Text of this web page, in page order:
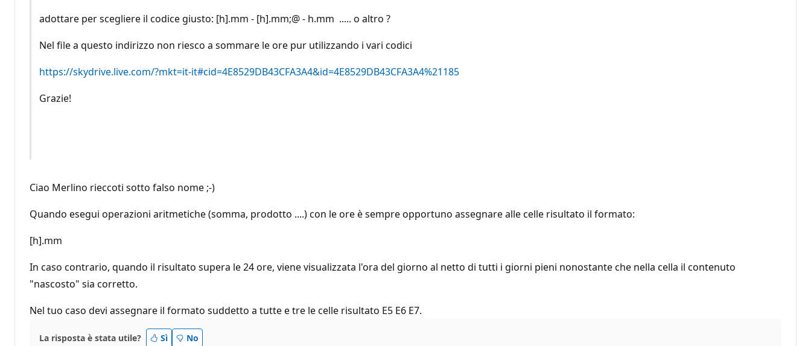
adottare per scegliere il codice giusto: [h].mm - [h].mm;@ - h.mm ..... o altro ?
Nel file a questo indirizzo non riesco a sommare le ore pur utilizzando i vari codici
https://skydrive.live.com/?mkt=it-it#cid=4E8529DB43CFA3A4&id=4E8529DB43CFA3A4%21185
Grazie!
Ciao Merlino rieccoti sotto falso nome ;-)
Quando esegui operazioni aritmetiche (somma, prodotto ....) con le ore è sempre opportuno assegnare alle celle risultato il formato:
[h].mm
In caso contrario, quando il risultato supera le 24 ore, viene visualizzata l'ora del giorno al netto di tutti i giorni pieni nonostante che nella cella il contenuto
"nascosto" sia corretto.
Nel tuo caso devi assegnare il formato suddetto a tutte e tre le celle risultato E5 E6 E7.
La risposta è stata utile? Sì No